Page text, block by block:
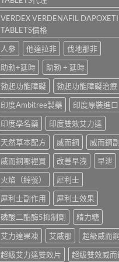
VERDEX VERDENAFIL
TABLETS價格
人參
他達拉非
伐地那非
助勃+延時
助勃 + 延時
勃起功能障礙
勃起功能障礙治療
印度Ambitree製藥
印度原裝進口
印度學名藥
印度雙效艾力達
天然草本配方
威而鋼
威而鋼
威而鋼哪裡買
改善早洩
早泄
火焰（綽號）
犀利士
犀利士副作用
犀利士效果
磷酸二酯酶5抑制劑
精力糖
艾力達果凍
艾威那
超級威而鋼
超級艾力達雙效片
超級雙效威而